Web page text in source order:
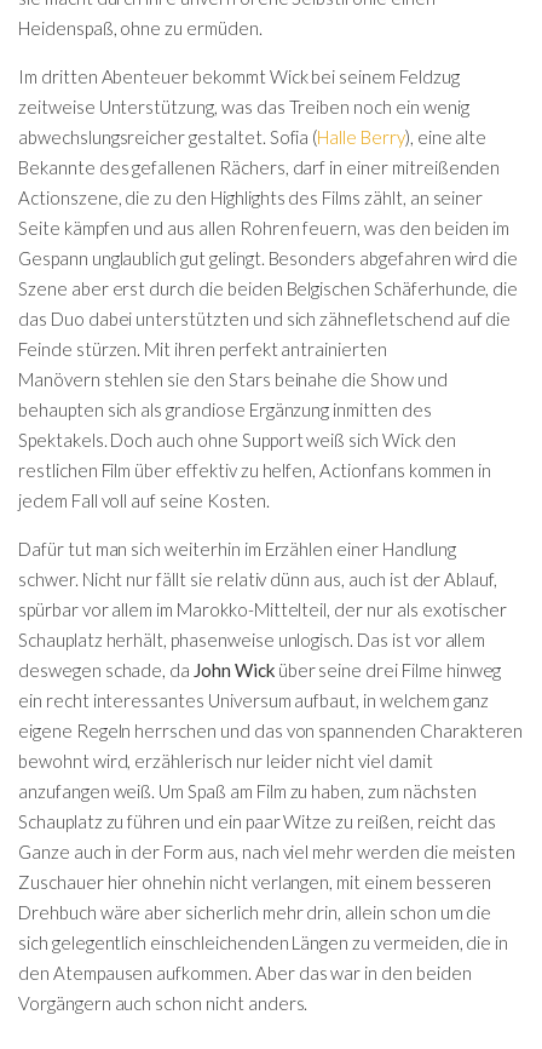
Heidenspaß, ohne zu ermüden.
Im dritten Abenteuer bekommt Wick bei seinem Feldzug
zeitweise Unterstützung, was das Treiben noch ein wenig
abwechslungsreicher gestaltet. Sofia (Halle Berry), eine alte
Bekannte des gefallenen Rächers, darf in einer mitreißenden
Actionszene, die zu den Highlights des Films zählt, an seiner
Seite kämpfen und aus allen Rohren feuern, was den beiden im
Gespann unglaublich gut gelingt. Besonders abgefahren wird die
Szene aber erst durch die beiden Belgischen Schäferhunde, die
das Duo dabei unterstützten und sich zähnefletschend auf die
Feinde stürzen. Mit ihren perfekt antrainierten
Manövern stehlen sie den Stars beinahe die Show und
behaupten sich als grandiose Ergänzung inmitten des
Spektakels. Doch auch ohne Support weiß sich Wick den
restlichen Film über effektiv zu helfen, Actionfans kommen in
jedem Fall voll auf seine Kosten.
Dafür tut man sich weiterhin im Erzählen einer Handlung
schwer. Nicht nur fällt sie relativ dünn aus, auch ist der Ablauf,
spürbar vor allem im Marokko-Mittelteil, der nur als exotischer
Schauplatz herhält, phasenweise unlogisch. Das ist vor allem
deswegen schade, da John Wicküber seine drei Filme hinweg
ein recht interessantes Universum aufbaut, in welchem ganz
eigene Regeln herrschen und das von spannenden Charakteren
bewohnt wird, erzählerisch nur leider nicht viel damit
anzufangen weiß. Um Spaß am Film zu haben, zum nächsten
Schauplatz zu führen und ein paar Witze zu reißen, reicht das
Ganze auch in der Form aus, nach viel mehr werden die meisten
Zuschauer hier ohnehin nicht verlangen, mit einem besseren
Drehbuch wäre aber sicherlich mehr drin, allein schon um die
sich gelegentlich einschleichenden Längen zu vermeiden, die in
den Atempausen aufkommen. Aber das war in den beiden
Vorgängern auch schon nicht anders.